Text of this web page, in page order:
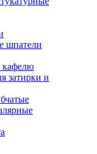
шпатели
кафелю
затирки и